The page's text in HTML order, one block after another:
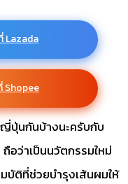
Lazada
Shopee
นกันบ้างนะครับกับ
อว่าเป็นนวัตกรรมใหม่
ติที่ช่วยบำรุงเส้นผมให้